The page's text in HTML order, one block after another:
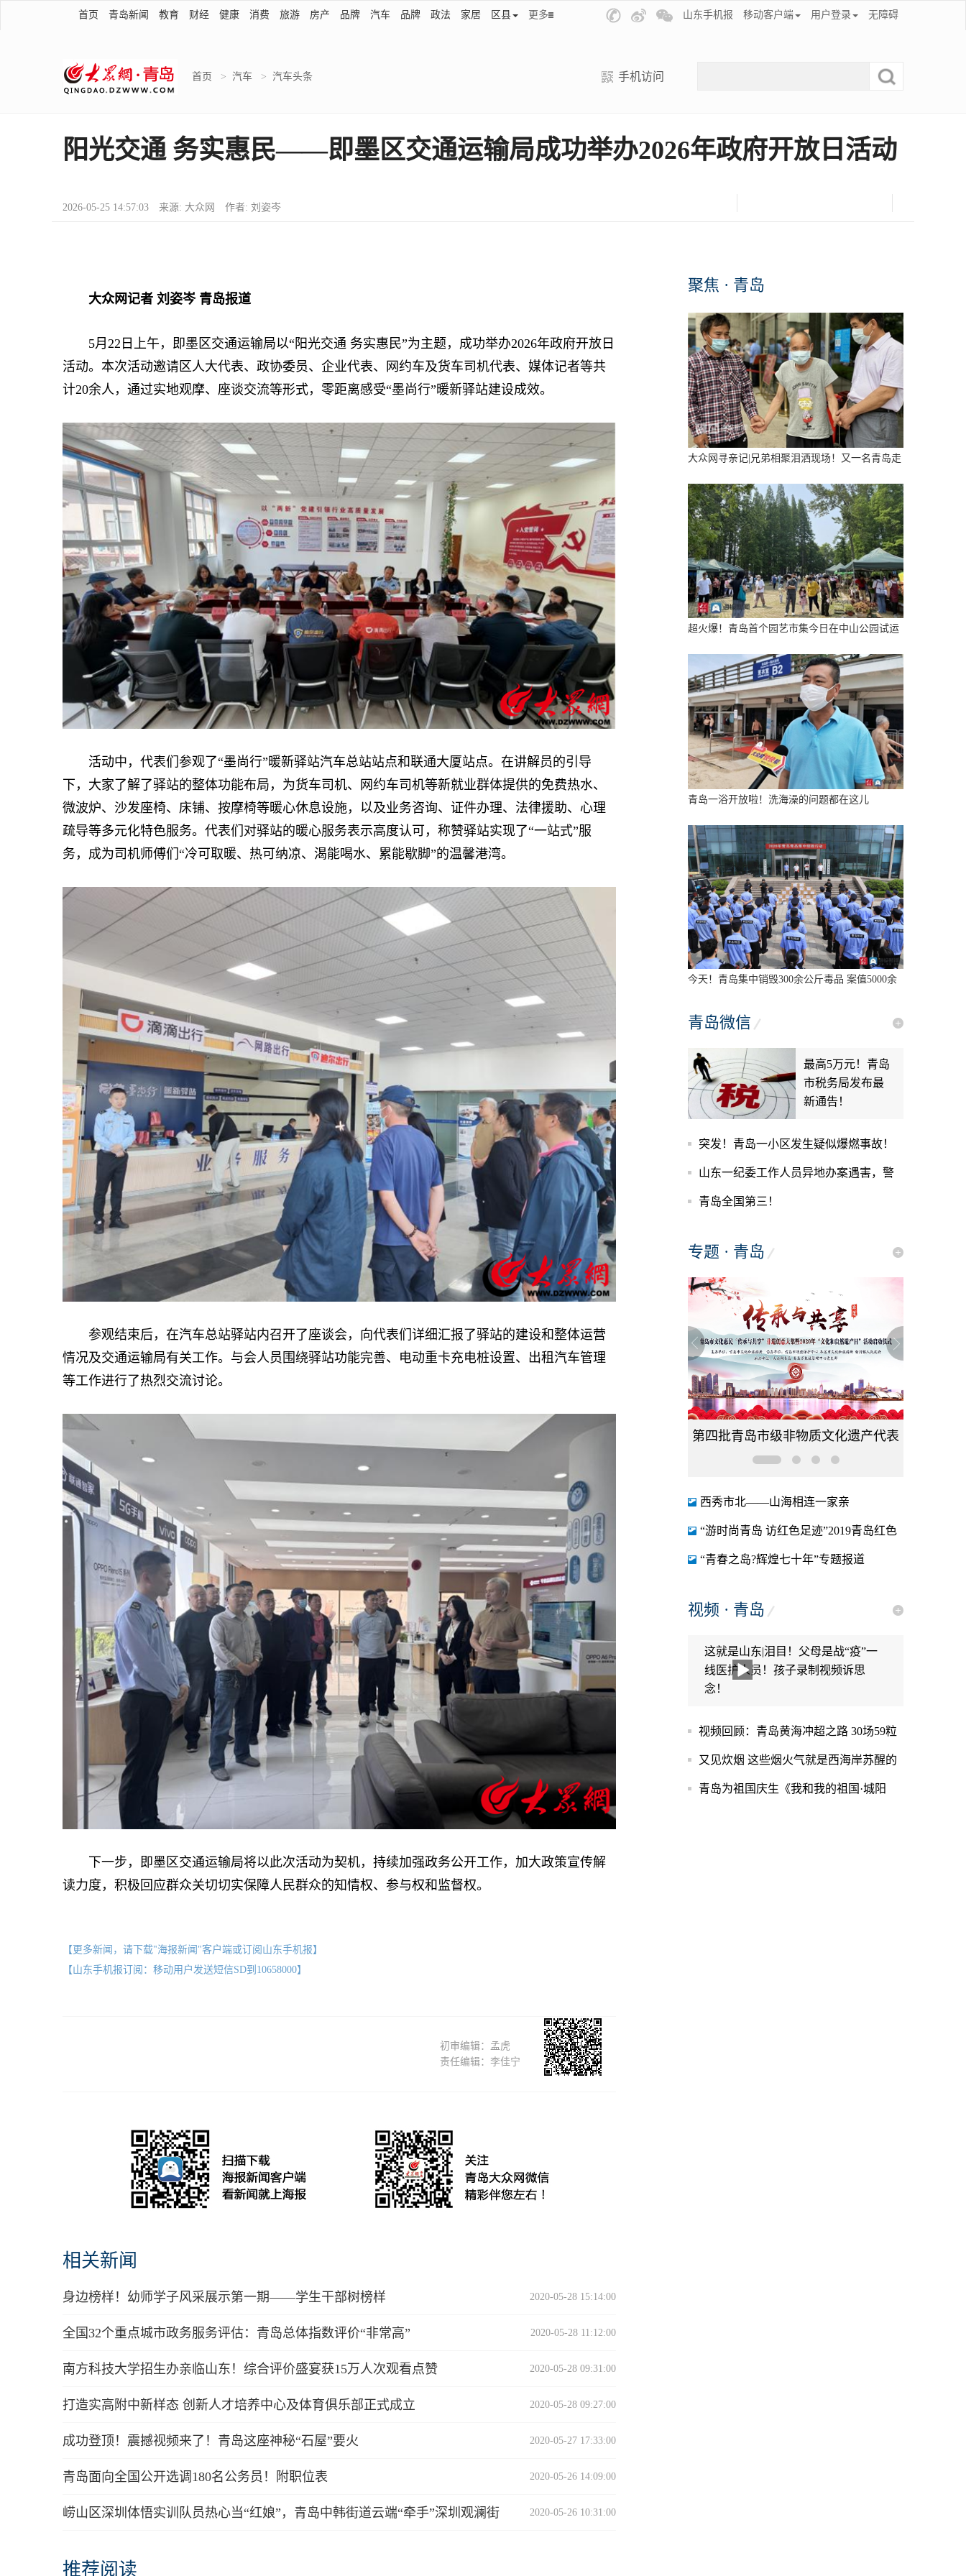
首页 青岛新闻 教育 财经 健康 消费 旅游 房产 品牌 汽车 品牌 政法 家居 区县 更多 山东手机报 移动客户端 用户登录 无障碍
首页 > 汽车 > 汽车头条 手机访问
阳光交通 务实惠民——即墨区交通运输局成功举办2026年政府开放日活动
2026-05-25 14:57:03 来源: 大众网 作者: 刘姿岑
大众网记者 刘姿岑 青岛报道
5月22日上午，即墨区交通运输局以“阳光交通 务实惠民”为主题，成功举办2026年政府开放日
活动。本次活动邀请区人大代表、政协委员、企业代表、网约车及货车司机代表、媒体记者等共
计20余人，通过实地观摩、座谈交流等形式，零距离感受“墨尚行”暖新驿站建设成效。
活动中，代表们参观了“墨尚行”暖新驿站汽车总站站点和联通大厦站点。在讲解员的引导
下，大家了解了驿站的整体功能布局，为货车司机、网约车司机等新就业群体提供的免费热水、
微波炉、沙发座椅、床铺、按摩椅等暖心休息设施，以及业务咨询、证件办理、法律援助、心理
疏导等多元化特色服务。代表们对驿站的暖心服务表示高度认可，称赞驿站实现了“一站式”服
务，成为司机师傅们“冷可取暖、热可纳凉、渴能喝水、累能歇脚”的温馨港湾。
参观结束后，在汽车总站驿站内召开了座谈会，向代表们详细汇报了驿站的建设和整体运营
情况及交通运输局有关工作。与会人员围绕驿站功能完善、电动重卡充电桩设置、出租汽车管理
等工作进行了热烈交流讨论。
下一步，即墨区交通运输局将以此次活动为契机，持续加强政务公开工作，加大政策宣传解
读力度，积极回应群众关切切实保障人民群众的知情权、参与权和监督权。
【更多新闻，请下载"海报新闻"客户端或订阅山东手机报】
【山东手机报订阅：移动用户发送短信SD到10658000】
初审编辑：孟虎
责任编辑：李佳宁
相关新闻
身边榜样！幼师学子风采展示第一期——学生干部树榜样 2020-05-28 15:14:00
全国32个重点城市政务服务评估：青岛总体指数评价“非常高” 2020-05-28 11:12:00
南方科技大学招生办亲临山东！综合评价盛宴获15万人次观看点赞 2020-05-28 09:31:00
打造实高附中新样态 创新人才培养中心及体育俱乐部正式成立 2020-05-28 09:27:00
成功登顶！震撼视频来了！青岛这座神秘“石屋”要火 2020-05-27 17:33:00
青岛面向全国公开选调180名公务员！附职位表 2020-05-26 14:09:00
崂山区深圳体悟实训队员热心当“红娘”，青岛中韩街道云端“牵手”深圳观澜街 2020-05-26 10:31:00
推荐阅读
聚焦 · 青岛
大众网寻亲记|兄弟相聚泪洒现场！又一名青岛走
超火爆！青岛首个园艺市集今日在中山公园试运
青岛一浴开放啦！洗海澡的问题都在这儿
今天！青岛集中销毁300余公斤毒品 案值5000余
青岛微信
最高5万元！青岛
市税务局发布最
新通告！
突发！青岛一小区发生疑似爆燃事故！
附视频
山东一纪委工作人员异地办案遇害，警
方通报来了！
青岛全国第三！
专题 · 青岛
第四批青岛市级非物质文化遗产代表
性传承人系列报道
西秀市北——山海相连一家亲
“游时尚青岛 访红色足迹”2019青岛红色
旅游专题报道
“青春之岛?辉煌七十年”专题报道
视频 · 青岛
这就是山东|泪目！父母是战“疫”一
线医护人员！孩子录制视频诉思
念！
视频回顾：青岛黄海冲超之路 30场59粒
进球燃爆全场
又见炊烟 这些烟火气就是西海岸苏醒的
味道
青岛为祖国庆生《我和我的祖国·城阳